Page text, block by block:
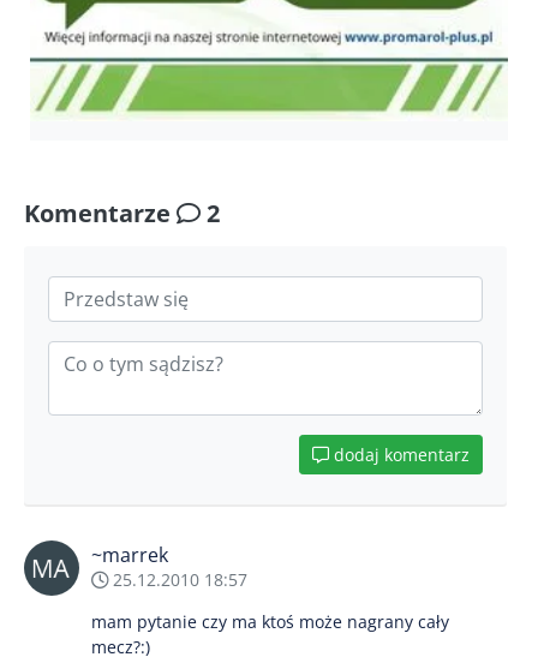
Komentarze 2
dodaj komentarz
~marrek
25.12.2010 18:57
mam pytanie czy ma ktoś może nagrany cały
mecz?:)